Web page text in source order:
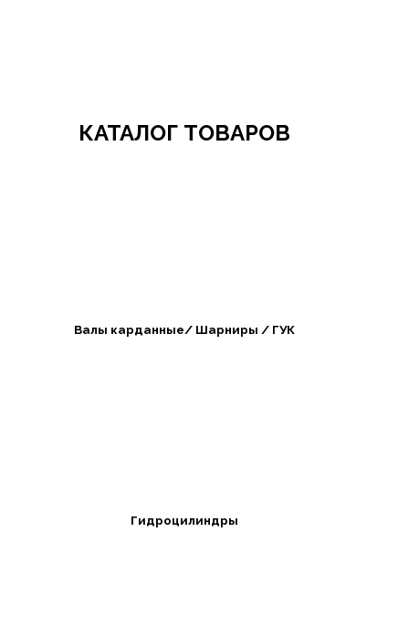
КАТАЛОГ ТОВАРОВ
Валы карданные/ Шарниры / ГУК
Гидроцилиндры